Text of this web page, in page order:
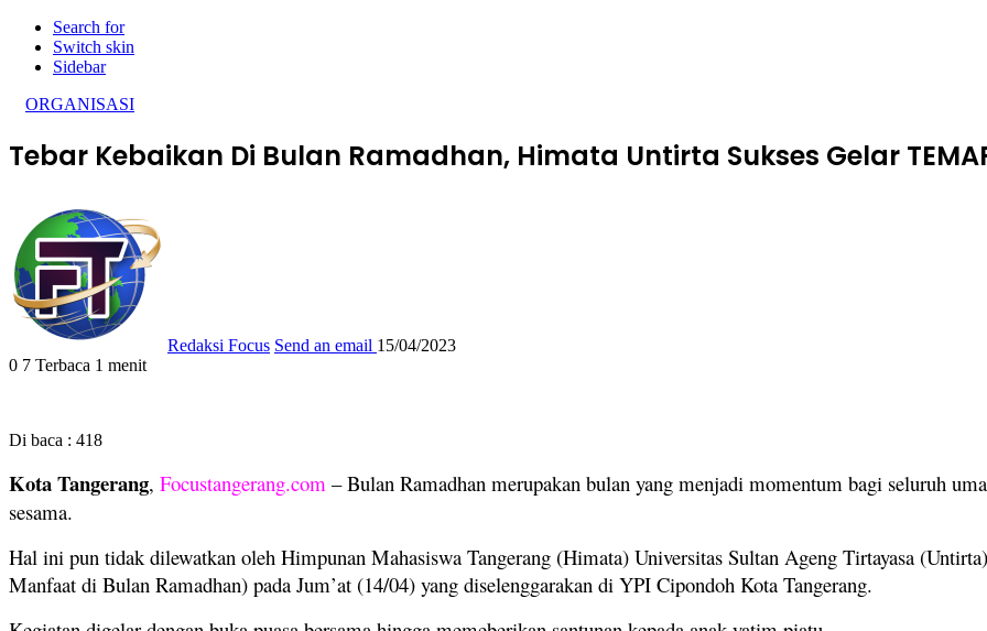
Search for
Switch skin
Sidebar
ORGANISASI
Tebar Kebaikan Di Bulan Ramadhan, Himata Untirta Sukses Gelar
Redaksi Focus Send an email 15/04/2023
0 7 Terbaca 1 menit
Di baca : 418
Kota Tangerang, Focustangerang.com – Bulan Ramadhan merupakan bulan yang menjadi momentum bagi seluruh
sesama.
Hal ini pun tidak dilewatkan oleh Himpunan Mahasiswa Tangerang (Himata) Universitas Sultan Ageng Tirtayasa
Manfaat di Bulan Ramadhan) pada Jum’at (14/04) yang diselenggarakan di YPI Cipondoh Kota Tangerang.